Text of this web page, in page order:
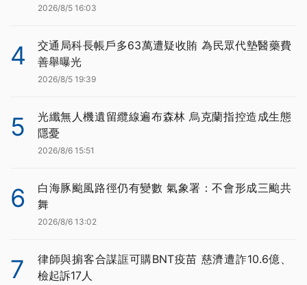
2026/8/5 16:03
4
交通局科長帳戶多63萬遭疑收賄 為民眾代墊醫藥費
善舉曝光
2026/8/5 19:39
5
光纖無人機遺留纜線遍布森林 烏克蘭指控造成生態
隱憂
2026/8/6 15:51
6
白海豚颱風路徑仍有變數 氣象署：不會形成三颱共
舞
2026/8/6 13:02
7
律師與掮客合謀誆可購BNT疫苗 慈濟遭詐10.6億、
檢起訴17人